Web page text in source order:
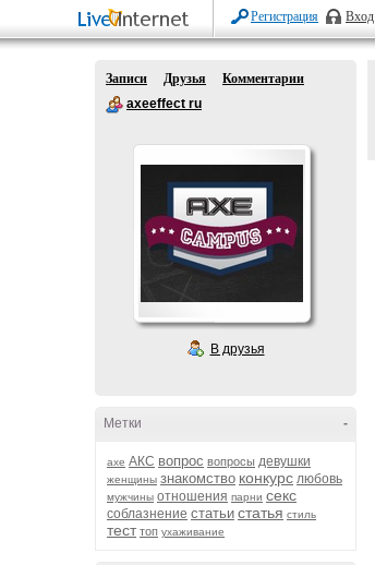
Регистрация Вход
Записи Друзья
Комментарии
axeeffect ru
В друзья
-
Метки
axe АКС вопрос вопросы девушки
женщины знакомство конкурс любовь
мужчины отношения парни секс
соблазнение статьи статья стиль
тест топ ухаживание